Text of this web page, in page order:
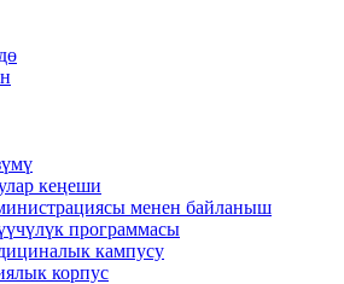
кеңеши
менен байланыш
программасы
кампусу
корпус